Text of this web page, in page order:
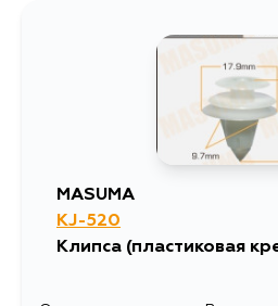
MASUMA
KJ-520
Клипса (пластиковая